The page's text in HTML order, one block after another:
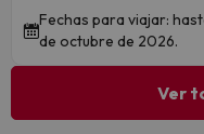
Fechas para viajar:
de octubre de 2026.
Ver